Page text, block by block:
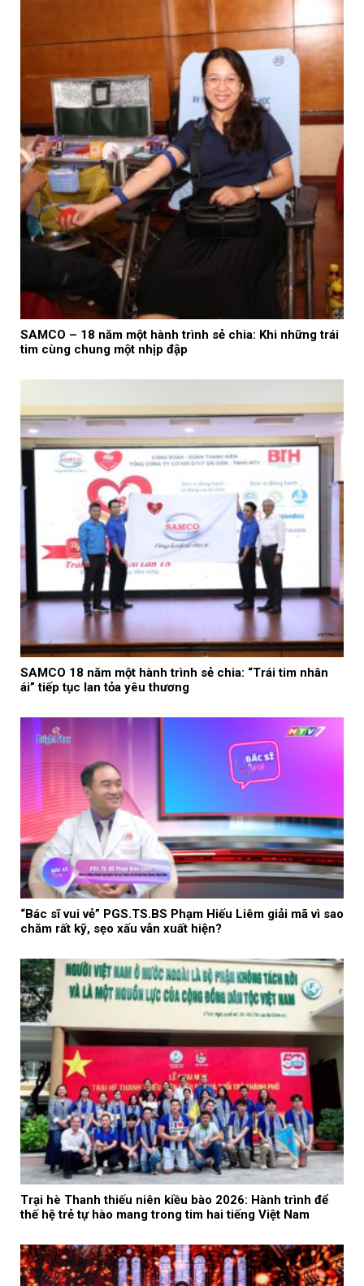
SAMCO – 18 năm một hành trình sẻ chia: Khi những trái
tim cùng chung một nhịp đập
SAMCO 18 năm một hành trình sẻ chia: “Trái tim nhân
ái” tiếp tục lan tỏa yêu thương
“Bác sĩ vui vẻ” PGS.TS.BS Phạm Hiếu Liêm giải mã vì sao
chăm rất kỹ, sẹo xấu vẫn xuất hiện?
Trại hè Thanh thiếu niên kiều bào 2026: Hành trình để
thế hệ trẻ tự hào mang trong tim hai tiếng Việt Nam